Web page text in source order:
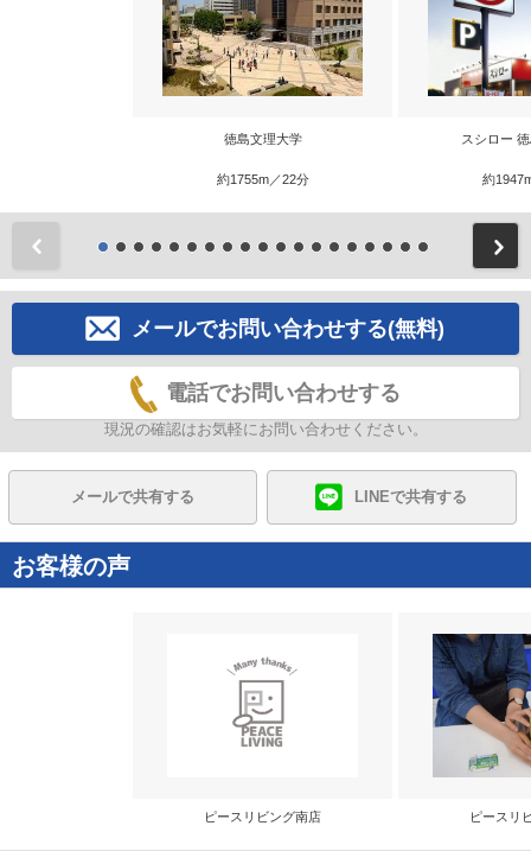
徳島文理大学
約1755m／22分
スシロー
約
メールでお問い合わせする(無料)
電話でお問い合わせする
現況の確認はお気軽にお問い合わせください。
メールで共有する LINEで共有する
お客様の声
ピースリビング南店 ピースリ